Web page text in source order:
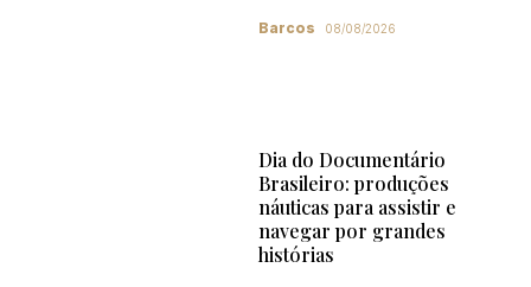
Barcos 08/08/2026
Dia do Documentário
Brasileiro: produções
náuticas para assistir e
navegar por grandes
histórias